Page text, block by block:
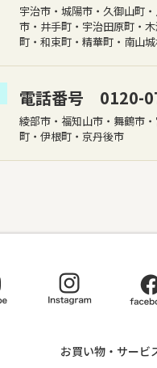
宇治市・城陽市・久御山町
市・井手町・宇治田原町・
町・和束町・精華町・南山
電話番号 0120-
綾部市・福知山市・舞鶴市
町・伊根町・京丹後市
お買い物・サービ